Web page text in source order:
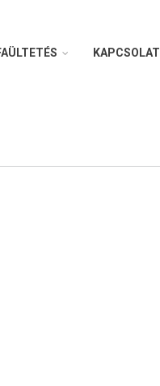
KAPCSOLAT